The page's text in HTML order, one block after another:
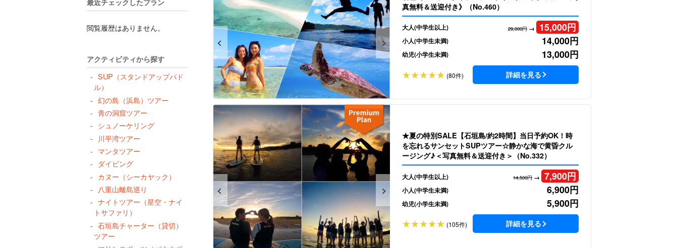
最近チェックしたプラン
閲覧履歴はありません。
アクティビティから探す
SUP（スタンドアップパド
ル）
幻の島（浜島）ツアー
青の洞窟ツアー
シュノーケリング
川平湾ツアー
マンタツアー
ダイビング
カヌー（シーカヤック）
八重山離島巡り
ナイトツアー（星空・ナイ
トサファリ）
石垣島チャーター（貸切）
ツアー
真無料＆送迎付き》（No.460）
大人(中学生以上) 29,000円→ 15,000円
小人(中学生未満) 14,000円
幼児(小学生未満) 13,000円
(80件) 詳細を見る
★夏の特別SALE【石垣島/約2時間】当日予約OK！時
を忘れるサンセットSUPツアー☆静かな海で黄昏クル
ージング♪＜写真無料＆送迎付き＞（No.332）
大人(中学生以上) 14,500円→ 7,900円
小人(中学生未満) 6,900円
幼児(小学生未満) 5,900円
(105件) 詳細を見る